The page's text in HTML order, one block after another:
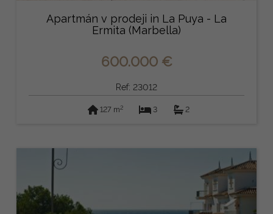
Apartmán v prodeji in La Puya - La
Ermita (Marbella)
600.000 €
Ref: 23012
127 m2 3 2